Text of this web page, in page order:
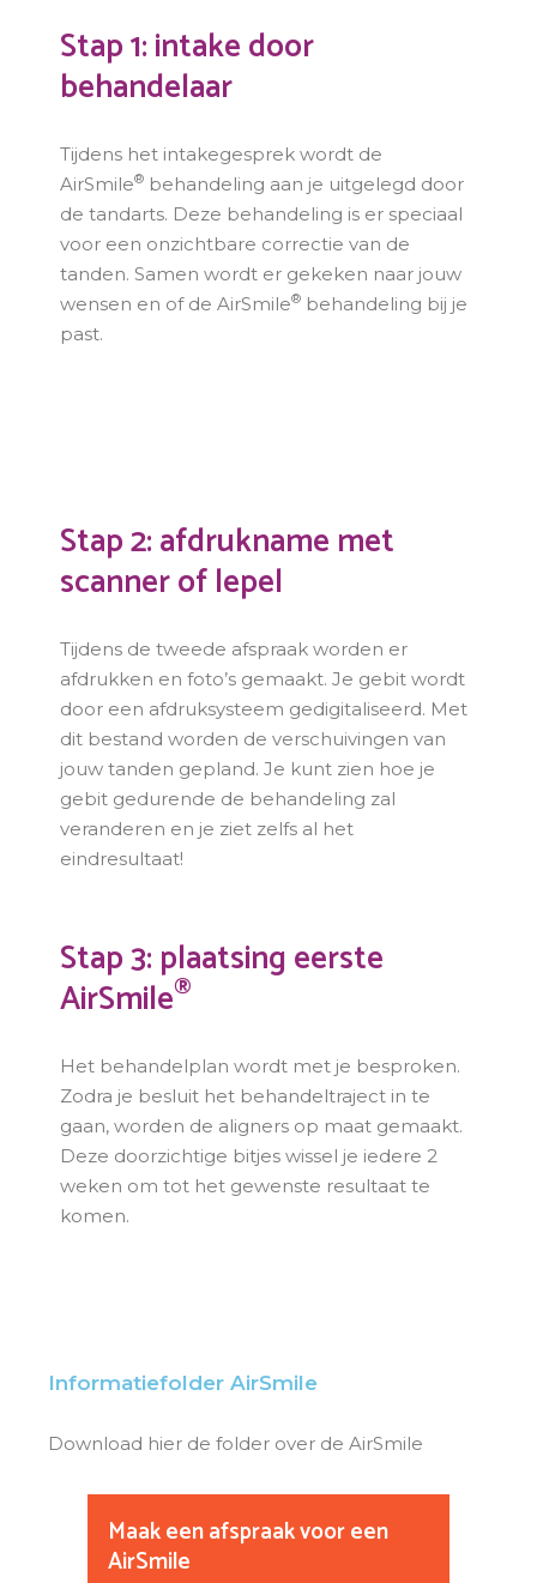
Stap 1: intake door
behandelaar
Tijdens het intakegesprek wordt de
AirSmile® behandeling aan je uitgelegd door
de tandarts. Deze behandeling is er speciaal
voor een onzichtbare correctie van de
tanden. Samen wordt er gekeken naar jouw
wensen en of de AirSmile® behandeling bij je
past.
Stap 2: afdrukname met
scanner of lepel
Tijdens de tweede afspraak worden er
afdrukken en foto’s gemaakt. Je gebit wordt
door een afdruksysteem gedigitaliseerd. Met
dit bestand worden de verschuivingen van
jouw tanden gepland. Je kunt zien hoe je
gebit gedurende de behandeling zal
veranderen en je ziet zelfs al het
eindresultaat!
Stap 3: plaatsing eerste
AirSmile®
Het behandelplan wordt met je besproken.
Zodra je besluit het behandeltraject in te
gaan, worden de aligners op maat gemaakt.
Deze doorzichtige bitjes wissel je iedere 2
weken om tot het gewenste resultaat te
komen.
Informatiefolder AirSmile
Download hier de folder over de AirSmile
Maak een afspraak voor een
AirSmile